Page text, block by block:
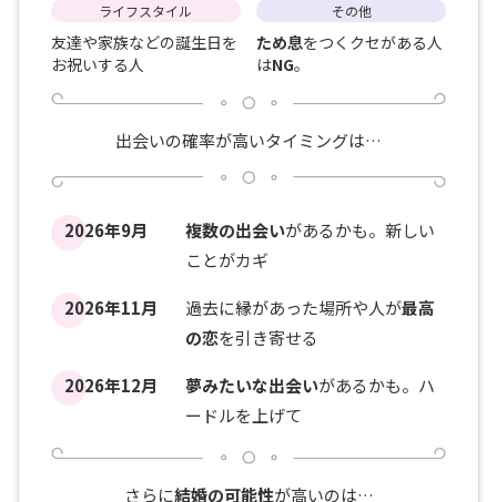
ライフスタイル
友達や家族などの誕生日を
お祝いする人
その他
ため息をつくクセがある人
はNG。
出会いの確率が高いタイミングは…
2026年9月 複数の出会いがあるかも。新しい
ことがカギ
2026年11月 過去に縁があった場所や人が最高
の恋を引き寄せる
2026年12月 夢みたいな出会いがあるかも。ハ
ードルを上げて
さらに結婚の可能性が高いのは…